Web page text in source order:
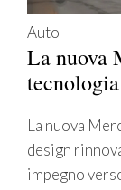
Auto
La nuova
La nuova
design
impegno